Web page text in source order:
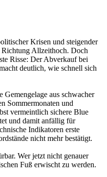
Krisen und steigender
Allzeithoch. Doch
Risse: Der Abverkauf bei
deutlich, wie schnell sich
Gemengelage aus schwacher
Sommermonaten und
vermeintlich sichere Blue
und damit anfällig für
Indikatoren erste
nicht mehr bestätigt.
Wer jetzt nicht genauer
Fuß erwischt zu werden.